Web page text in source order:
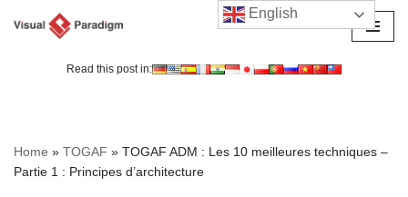
Read this post in:
Home » TOGAF » TOGAF ADM : Les 10 meilleures techniques –
Partie 1 : Principes d’architecture
English